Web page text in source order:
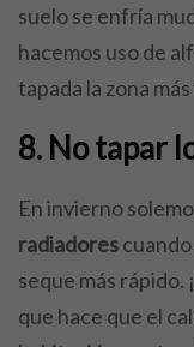
suelo se enfría
hacemos uso de
tapada la zona
8. No tapar
En invierno
radiadores
seque más rápido.
que hace que el